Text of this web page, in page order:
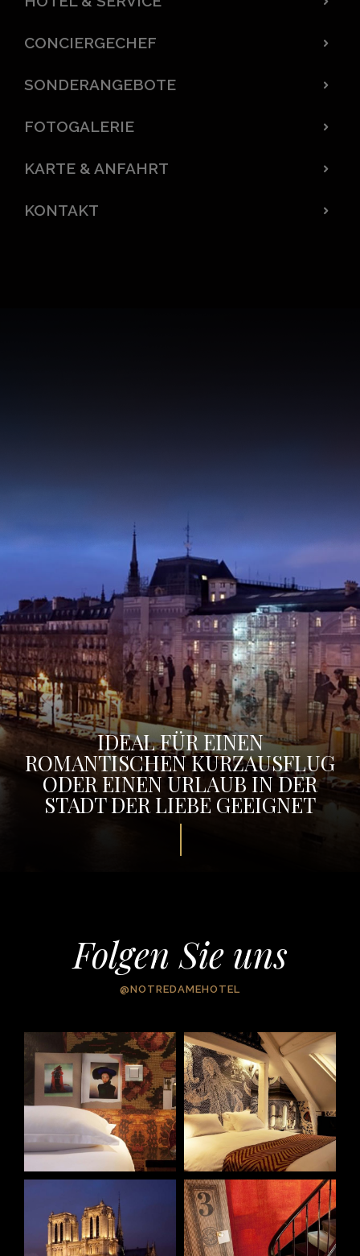
CONCIERGECHEF
SONDERANGEBOTE
FOTOGALERIE
KARTE & ANFAHRT
KONTAKT
IDEAL FÜR EINEN
ROMANTISCHEN KURZAUSFLUG
ODER EINEN URLAUB IN DER
STADT DER LIEBE GEEIGNET
Folgen Sie uns
@NOTREDAMEHOTEL